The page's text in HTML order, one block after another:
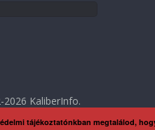
2026 KaliberInfo.
tájékoztatónkban megtalálod,